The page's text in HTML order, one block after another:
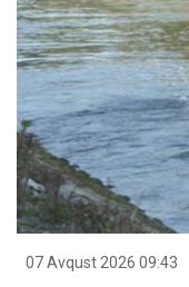
07 Avqust 2026 09:43